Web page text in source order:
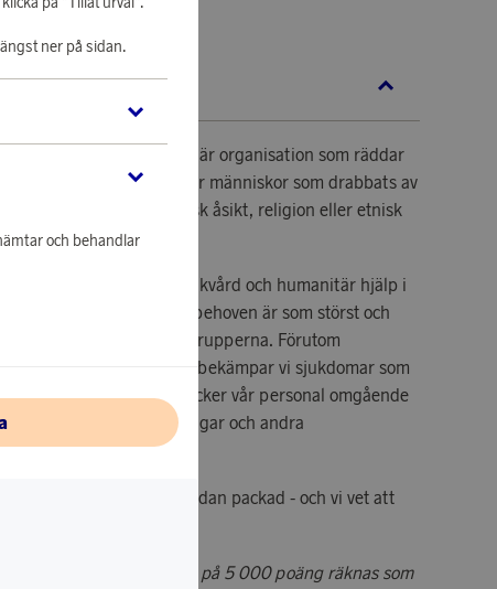
är en medicinsk humanitär organisation som räddar
vi behövs mest. Vi bistår människor som drabbats av
oavsett politisk åsikt, religion eller etnisk
människor med sjukvård och humanitär hjälp i
i världen. Vi finns där behoven är som störst och
till de mest utsatta grupperna. Förutom
i kris- och konflikthärdar bekämpar vi sjukdomar som
hiv/aids. Dessutom rycker vår personal omgående
översvämningar och andra
plats - vår utrustning är redan packad - och vi vet att
gör vi skillnad!
Varje donation på 5 000 poäng räknas som
ner på sidan.
och behandlar